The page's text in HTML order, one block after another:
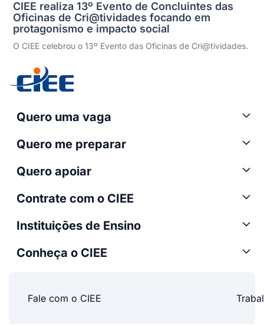
CIEE realiza 13º Evento de Concluintes das
Oficinas de Cri@tividades focando em
protagonismo e impacto social
O CIEE celebrou o 13º Evento das Oficinas de Cri@tividades.
Quero uma vaga
Quero me preparar
Quero apoiar
Contrate com o CIEE
Instituições de Ensino
Conheça o CIEE
Fale com o CIEE